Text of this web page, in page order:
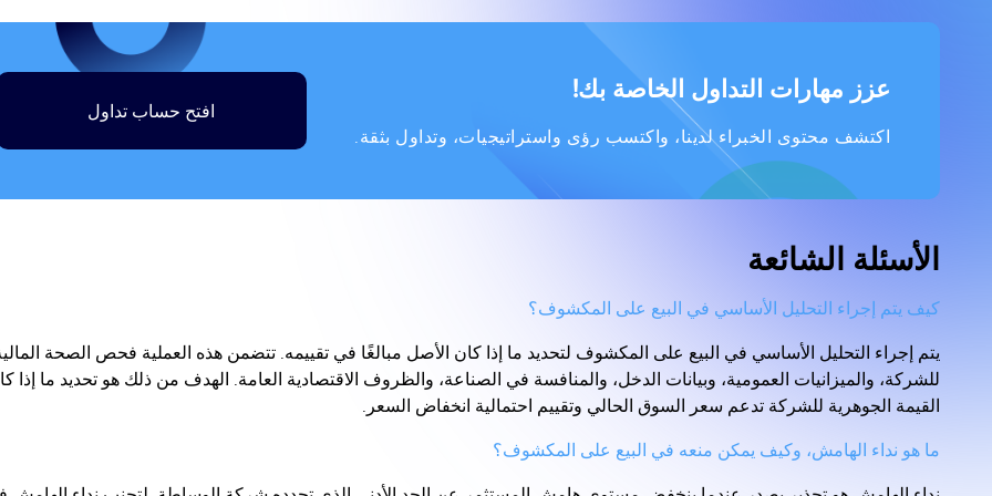
عزز مهارات التداول الخاصة بك!
اكتشف محتوى الخبراء لدينا، واكتسب رؤى واستراتيجيات، وتداول بثقة.
افتح حساب تداول
الأسئلة الشائعة
كيف يتم إجراء التحليل الأساسي في البيع على المكشوف؟
يتم إجراء التحليل الأساسي في البيع على المكشوف لتحديد ما إذا كان الأصل مبالغًا في تقييمه. تتضمن هذه العملية فحص الصحة
للشركة، والميزانيات العمومية، وبيانات الدخل، والمنافسة في الصناعة، والظروف الاقتصادية العامة. الهدف من ذلك هو تحديد ما إذا
القيمة الجوهرية للشركة تدعم سعر السوق الحالي وتقييم احتمالية انخفاض السعر.
ما هو نداء الهامش، وكيف يمكن منعه في البيع على المكشوف؟